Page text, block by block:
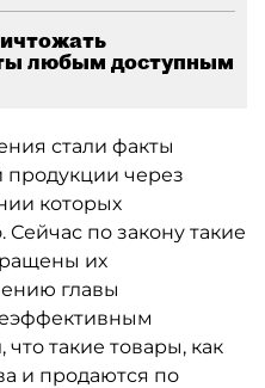
любым доступным
стали факты
продукции через
которых
по закону такие
их
главы
такие товары, как
и продаются по